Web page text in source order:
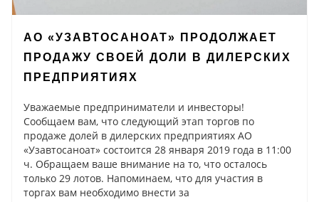
АО «УЗАВТОСАНОАТ» ПРОДОЛЖАЕТ
ПРОДАЖУ СВОЕЙ ДОЛИ В ДИЛЕРСКИХ
ПРЕДПРИЯТИЯХ
Уважаемые предприниматели и инвесторы!
Сообщаем вам, что следующий этап торгов по
продаже долей в дилерских предприятиях АО
«Узавтосаноат» состоится 28 января 2019 года в 11:00
ч. Обращаем ваше внимание на то, что осталось
только 29 лотов. Напоминаем, что для участия в
торгах вам необходимо внести за